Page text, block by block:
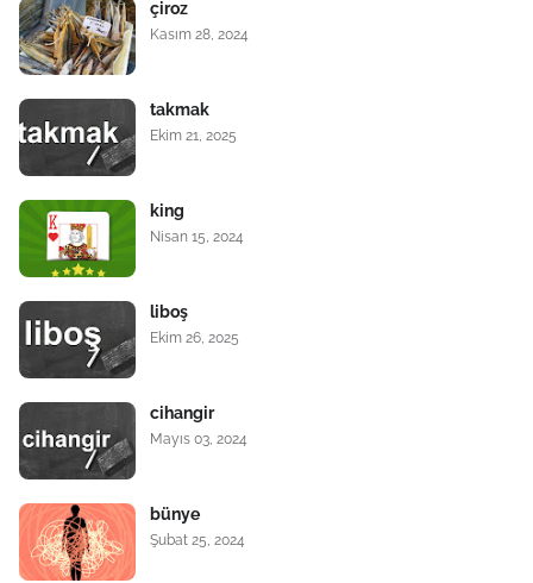
çiroz
Kasım 28, 2024
takmak
Ekim 21, 2025
king
Nisan 15, 2024
liboş
Ekim 26, 2025
cihangir
Mayıs 03, 2024
bünye
Şubat 25, 2024